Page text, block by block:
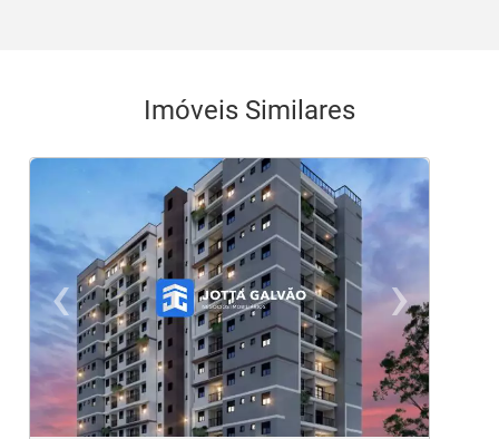
Imóveis Similares
‹
Previous
›